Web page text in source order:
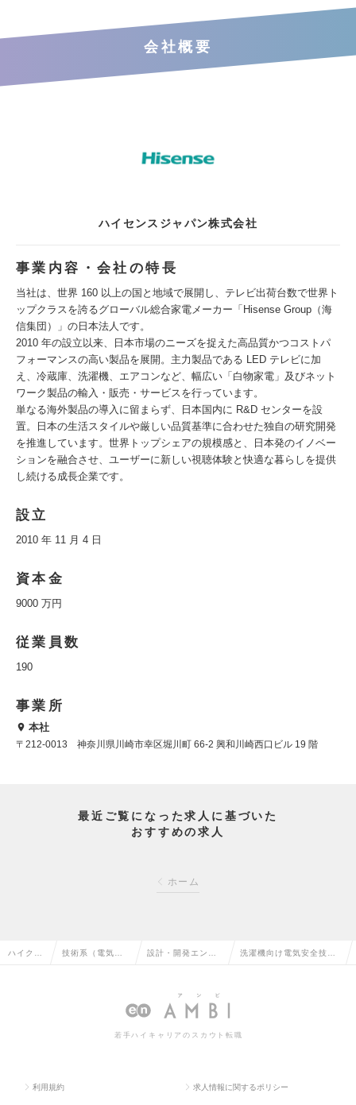
会社概要
ハイセンスジャパン株式会社
事業内容・会社の特長
当社は、世界 160 以上の国と地域で展開し、テレビ出荷台数で世界ト
ップクラスを誇るグローバル総合家電メーカー「Hisense Group（海
信集団）」の日本法人です。
2010 年の設立以来、日本市場のニーズを捉えた高品質かつコストパ
フォーマンスの高い製品を展開。主力製品である LED テレビに加
え、冷蔵庫、洗濯機、エアコンなど、幅広い「白物家電」及びネット
ワーク製品の輸入・販売・サービスを行っています。
単なる海外製品の導入に留まらず、日本国内に R&D センターを設
置。日本の生活スタイルや厳しい品質基準に合わせた独自の研究開発
を推進しています。世界トップシェアの規模感と、日本発のイノベー
ションを融合させ、ユーザーに新しい視聴体験と快適な暮らしを提供
し続ける成長企業です。
設立
2010 年 11 月 4 日
資本金
9000 万円
従業員数
190
事業所
本社
〒212-0013 神奈川県川崎市幸区堀川町 66-2 興和川崎西口ビル 19 階
最近ご覧になった求人に基づいた
おすすめの求人
ホーム
ハイクラ 技術系（電気・ 設計・開発エンジ
の転職
洗濯機向け電気安全技術
若手ハイキャリアのスカウト転職
利用規約 求人情報に関するポリシー